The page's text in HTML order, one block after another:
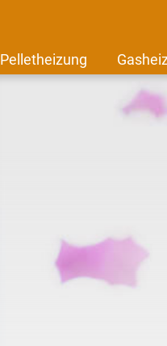
Pelletheizung